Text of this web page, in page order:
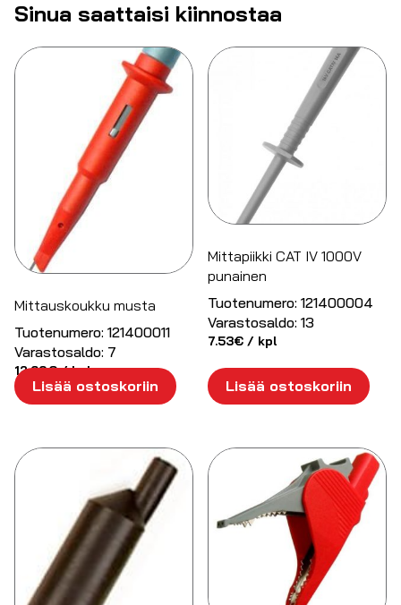
Sinua saattaisi kiinnostaa
Mittauskoukku musta
Tuotenumero: 121400011
Varastosaldo: 7
12.69€/ kpl
Lisää ostoskoriin
Mittapiikki CAT IV 1000V
punainen
Tuotenumero: 121400004
Varastosaldo: 13
7.53€ / kpl
Lisää ostoskoriin